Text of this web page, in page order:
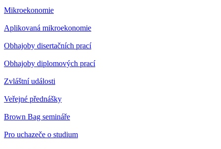
Mikroekonomie
Aplikovaná mikroekonomie
Obhajoby disertačních prací
Obhajoby diplomových prací
Zvláštní události
Veřejné přednášky
Brown Bag semináře
Pro uchazeče o studium